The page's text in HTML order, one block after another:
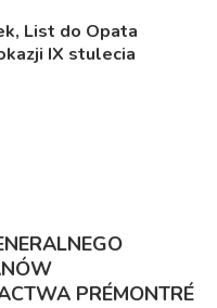
List do Opata
IX stulecia
PRÉMONTRÉ